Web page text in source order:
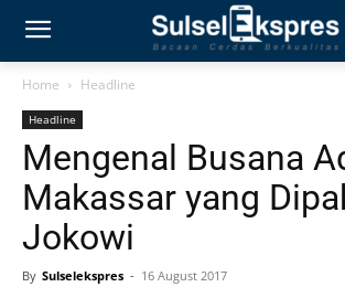
Home Headline
Headline
Mengenal Busana
Makassar yang
Jokowi
By Sulselekspres - 16 August 2017